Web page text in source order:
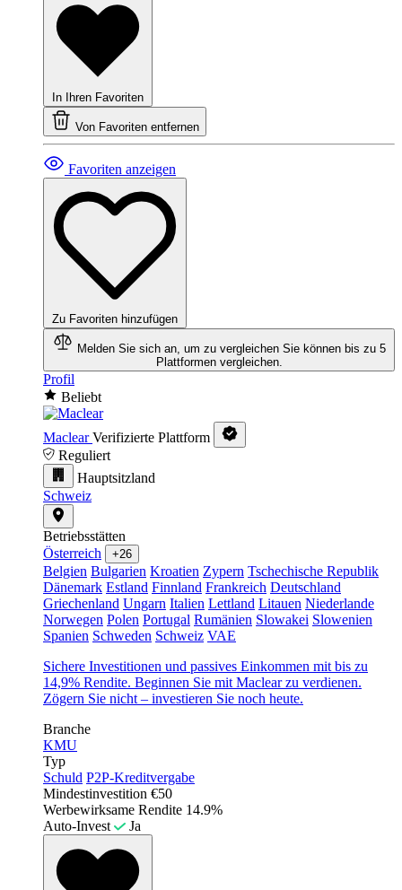
In Ihren Favoriten
Von Favoriten entfernen
Favoriten anzeigen
Zu Favoriten hinzufügen
Melden Sie sich an, um zu vergleichen Sie können bis zu 5
Plattformen vergleichen.
Profil
Beliebt
Maclear Verifizierte Plattform
Reguliert
Hauptsitzland
Schweiz
Betriebsstätten
Österreich
+26
Belgien Bulgarien Kroatien Zypern Tschechische Republik
Dänemark Estland Finnland Frankreich Deutschland
Griechenland Ungarn Italien Lettland Litauen Niederlande
Norwegen Polen Portugal Rumänien Slowakei Slowenien
Spanien Schweden Schweiz VAE
Sichere Investitionen und passives Einkommen mit bis zu
14,9% Rendite. Beginnen Sie mit Maclear zu verdienen.
Zögern Sie nicht – investieren Sie noch heute.
Branche
KMU
Typ
Schuld P2P-Kreditvergabe
Mindestinvestition €50
Werbewirksame Rendite 14.9%
Auto-Invest
Ja